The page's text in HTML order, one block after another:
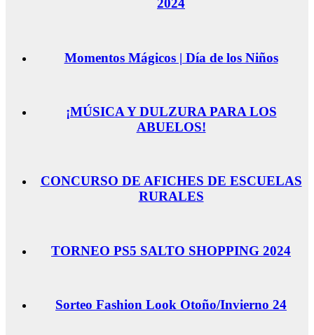
2024
Momentos Mágicos | Día de los Niños
¡MÚSICA Y DULZURA PARA LOS
ABUELOS!
CONCURSO DE AFICHES DE ESCUELAS
RURALES
TORNEO PS5 SALTO SHOPPING 2024
Sorteo Fashion Look Otoño/Invierno 24